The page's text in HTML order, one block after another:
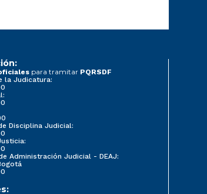
para tramitar PQRSDF
la Judicatura:
Disciplina Judicial:
Administración Judicial - DEAJ: